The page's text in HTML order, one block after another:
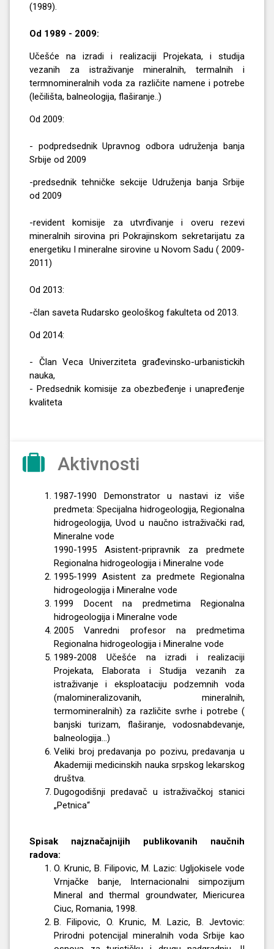
(1989).
Od 1989 - 2009:
Učešće na izradi i realizaciji Projekata, i studija
vezanih za istraživanje mineralnih, termalnih i
termnomineralnih voda za različite namene i potrebe
(lečilišta, balneologija, flaširanje..)
Od 2009:
- podpredsednik Upravnog odbora udruženja banja
Srbije od 2009
-predsednik tehničke sekcije Udruženja banja Srbije
od 2009
-revident komisije za utvrđivanje i overu rezevi
mineralnih sirovina pri Pokrajinskom sekretarijatu za
energetiku I mineralne sirovine u Novom Sadu ( 2009-
2011)
Od 2013:
-član saveta Rudarsko geološkog fakulteta od 2013.
Od 2014:
- Član Veca Univerziteta građevinsko-urbanistickih
nauka,
- Predsednik komisije za obezbeđenje i unapređenje
kvaliteta
Aktivnosti
1987-1990 Demonstrator u nastavi iz više
predmeta: Specijalna hidrogeologija, Regionalna
hidrogeologija, Uvod u naučno istraživački rad,
Mineralne vode
1990-1995 Asistent-pripravnik za predmete
Regionalna hidrogeologija i Mineralne vode
1995-1999 Asistent za predmete Regionalna
hidrogeologija i Mineralne vode
1999 Docent na predmetima Regionalna
hidrogeologija i Mineralne vode
2005 Vanredni profesor na predmetima
Regionalna hidrogeologija i Mineralne vode
1989-2008 Učešće na izradi i realizaciji
Projekata, Elaborata i Studija vezanih za
istraživanje i eksploataciju podzemnih voda
(malomineralizovanih, mineralnih,
termomineralnih) za različite svrhe i potrebe (
banjski turizam, flaširanje, vodosnabdevanje,
balneologija...)
Veliki broj predavanja po pozivu, predavanja u
Akademiji medicinskih nauka srpskog lekarskog
društva.
Dugogodišnji predavač u istraživačkoj stanici
„Petnica“
Spisak najznačajnijih publikovanih naučnih
radova:
O. Krunic, B. Filipovic, M. Lazic: Ugljokisele vode
Vrnjačke banje, Internacionalni simpozijum
Mineral and thermal groundwater, Miericurea
Ciuc, Romania, 1998.
B. Filipovic, O. Krunic, M. Lazic, B. Jevtovic:
Prirodni potencijal mineralnih voda Srbije kao